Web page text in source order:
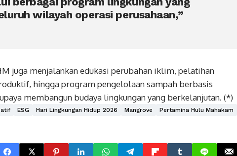
wilayah operasi perusahaan,”
juga menjalankan edukasi perubahan iklim, pelatihan
hingga program pengelolaan sampah berbasis
membangun budaya lingkungan yang berkelanjutan. (*)
ESG Hari Lingkungan Hidup 2026 Mangrove
Pertamina Hulu Mahakam